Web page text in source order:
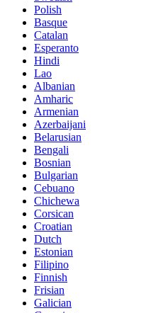
Polish
Basque
Catalan
Esperanto
Hindi
Lao
Albanian
Amharic
Armenian
Azerbaijani
Belarusian
Bengali
Bosnian
Bulgarian
Cebuano
Chichewa
Corsican
Croatian
Dutch
Estonian
Filipino
Finnish
Frisian
Galician